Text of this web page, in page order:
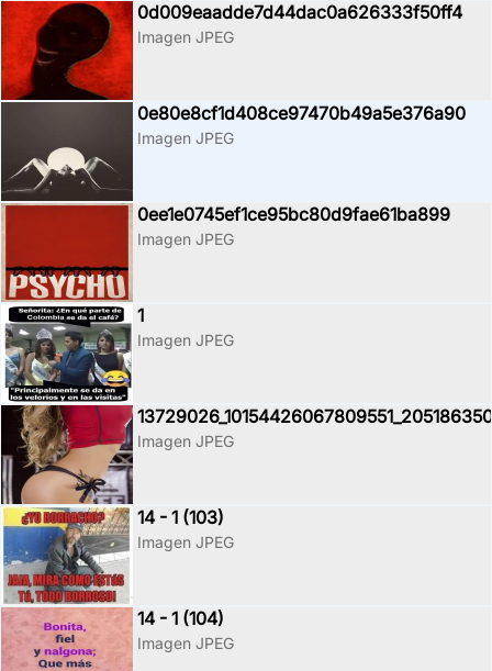
0d009eaadde7d44dac0a626333f50ff4
Imagen JPEG
0e80e8cf1d408ce97470b49a5e376a90
Imagen JPEG
0ee1e0745ef1ce95bc80d9fae61ba899
Imagen JPEG
1
Imagen JPEG
Imagen JPEG
14 - 1 (103)
Imagen JPEG
14 - 1 (104)
Imagen JPEG